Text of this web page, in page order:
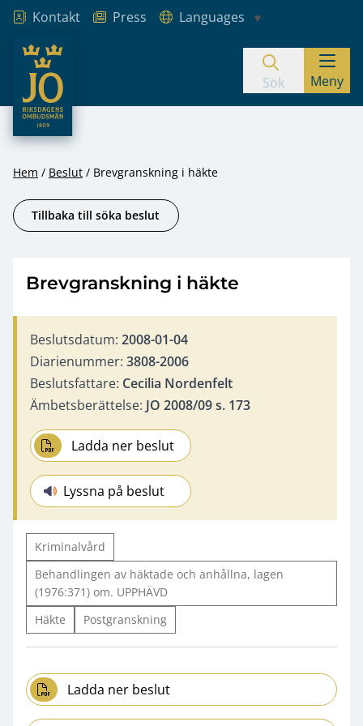
Hoppa till innehåll
Kontakt Press
Languages
JO – Riksdagens Ombudsmän
Sök Meny
Hem Beslut Brevgranskning i häkte
Tillbaka till söka beslut
Brevgranskning i häkte
Beslutsdatum: 2008-01-04
Diarienummer: 3808-2006
Beslutsfattare: Cecilia Nordenfelt
Ämbetsberättelse: JO 2008/09 s. 173
Ladda ner beslut
Lyssna på beslut
Kriminalvård
Behandlingen av häktade och anhållna, lagen
(1976:371) om. UPPHÄVD
Häkte
Postgranskning
Ladda ner beslut